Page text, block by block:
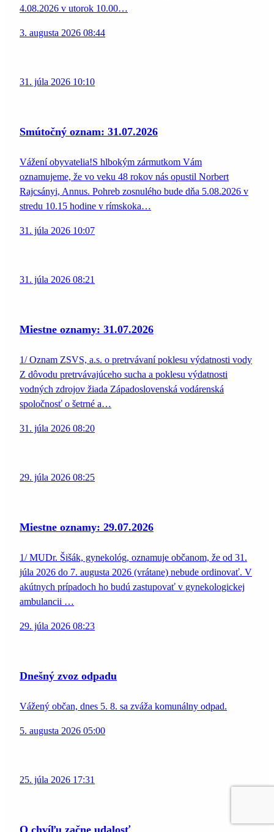
4.08.2026 v utorok 10.00…
3. augusta 2026 08:44
31. júla 2026 10:10
Smútočný oznam: 31.07.2026
Vážení obyvatelia!S hlbokým zármutkom Vám
oznamujeme, že vo veku 48 rokov nás opustil Norbert
Rajcsányi, Annus. Pohreb zosnulého bude dňa 5.08.2026 v
stredu 10.15 hodine v rímskoka…
31. júla 2026 10:07
31. júla 2026 08:21
Miestne oznamy: 31.07.2026
1/ Oznam ZSVS, a.s. o pretrvávaní poklesu výdatnosti vody
Z dôvodu pretrvávajúceho sucha a poklesu výdatnosti
vodných zdrojov žiada Západoslovenská vodárenská
spoločnosť o šetrné a…
31. júla 2026 08:20
29. júla 2026 08:25
Miestne oznamy: 29.07.2026
1/ MUDr. Šišák, gynekológ, oznamuje občanom, že od 31.
júla 2026 do 7. augusta 2026 (vrátane) nebude ordinovať. V
akútnych prípadoch ho budú zastupovať v gynekologickej
ambulancii …
29. júla 2026 08:23
Dnešný zvoz odpadu
Vážený občan, dnes 5. 8. sa zváža komunálny odpad.
5. augusta 2026 05:00
25. júla 2026 17:31
O chvíľu začne udalosť